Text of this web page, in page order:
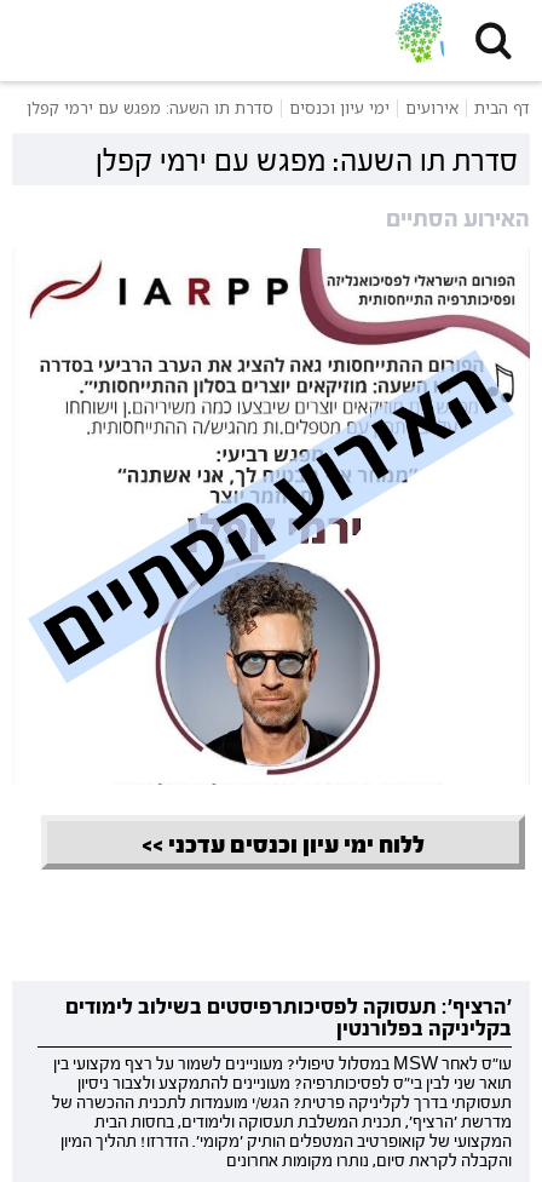
דף הבית אירועים ימי עיון וכנסים סדרת תו השעה: מפגש עם ירמי קפלן
סדרת תו השעה: מפגש עם ירמי קפלן
האירוע הסתיים
ללוח ימי עיון וכנסים עדכני >>
'הרציף': תעסוקה לפסיכותרפיסטים בשילוב לימודים
בקליניקה בפלורנטין
עו"ס לאחר MSW במסלול טיפולי? מעוניינים לשמור על רצף מקצועי בין
תואר שני לבין בי"ס לפסיכותרפיה? מעוניינים להתמקצע ולצבור ניסיון
תעסוקתי בדרך לקליניקה פרטית? הגש/י מועמדות לתכנית ההכשרה של
מדרשת 'הרציף', תכנית המשלבת תעסוקה ולימודים, בחסות הבית
המקצועי של קואופרטיב המטפלים הותיק 'מקומי'. הזדרזו! תהליך המיון
והקבלה לקראת סיום, נותרו מקומות אחרונים